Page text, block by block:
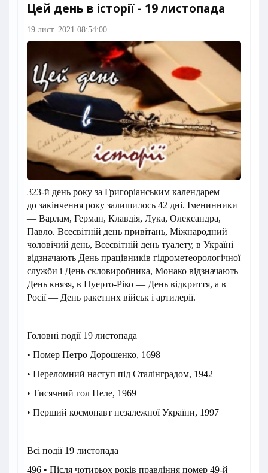
Цей день в історії - 19 листопада
19 лист. 2021 08:54:00
323-й день року за Григоріанським календарем —
до закінчення року залишилось 42 дні. Іменинники
— Варлам, Герман, Клавдія, Лука, Олександра,
Павло. Всесвітній день привітань, Міжнародний
чоловічий день, Всесвітній день туалету, в Україні
відзначають День працівників гідрометеорологічної
служби і День скловиробника, Монако відзначають
День князя, в Пуерто-Ріко — День відкриття, а в
Росії — День ракетних військ і артилерії.
Головні події 19 листопада
• Помер Петро Дорошенко, 1698
• Переломний наступ під Сталінградом, 1942
• Тисячний гол Пеле, 1969
• Перший космонавт незалежної України, 1997
Всі події 19 листопада
496 • Після чотирьох років правління помер 49-й